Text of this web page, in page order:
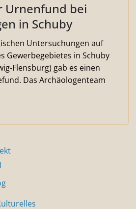
Urnenfund bei
in Schuby
Untersuchungen auf
Gewerbegebietes in Schuby
Flensburg) gab es einen
Das Archäologenteam